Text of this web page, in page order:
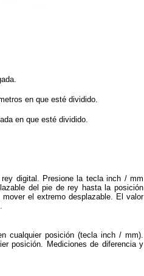
en que esté dividido.
en que esté dividido.
digital. Presione la tecla inch / mm
del pie de rey hasta la posición
el extremo desplazable. El valor
cualquier posición (tecla inch / mm).
posición. Mediciones de diferencia y